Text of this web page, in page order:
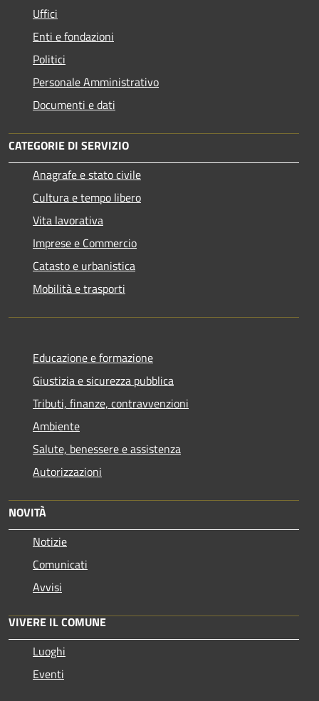
Uffici
Enti e fondazioni
Politici
Personale Amministrativo
Documenti e dati
CATEGORIE DI SERVIZIO
Anagrafe e stato civile
Cultura e tempo libero
Vita lavorativa
Imprese e Commercio
Catasto e urbanistica
Mobilità e trasporti
Educazione e formazione
Giustizia e sicurezza pubblica
Tributi, finanze, contravvenzioni
Ambiente
Salute, benessere e assistenza
Autorizzazioni
NOVITÀ
Notizie
Comunicati
Avvisi
VIVERE IL COMUNE
Luoghi
Eventi